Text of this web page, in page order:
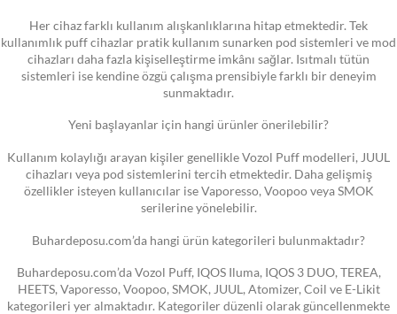
Her cihaz farklı kullanım alışkanlıklarına hitap etmektedir. Tek
kullanımlık puff cihazlar pratik kullanım sunarken pod sistemleri ve mod
cihazları daha fazla kişiselleştirme imkânı sağlar. Isıtmalı tütün
sistemleri ise kendine özgü çalışma prensibiyle farklı bir deneyim
sunmaktadır.
Yeni başlayanlar için hangi ürünler önerilebilir?
Kullanım kolaylığı arayan kişiler genellikle Vozol Puff modelleri, JUUL
cihazları veya pod sistemlerini tercih etmektedir. Daha gelişmiş
özellikler isteyen kullanıcılar ise Vaporesso, Voopoo veya SMOK
serilerine yönelebilir.
Buhardeposu.com’da hangi ürün kategorileri bulunmaktadır?
Buhardeposu.com’da Vozol Puff, IQOS Iluma, IQOS 3 DUO, TEREA,
HEETS, Vaporesso, Voopoo, SMOK, JUUL, Atomizer, Coil ve E-Likit
kategorileri yer almaktadır. Kategoriler düzenli olarak güncellenmekte